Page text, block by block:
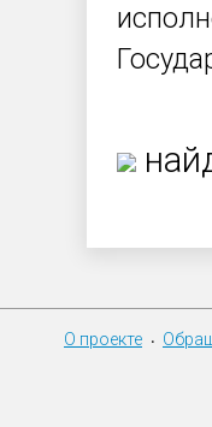
О проекте •